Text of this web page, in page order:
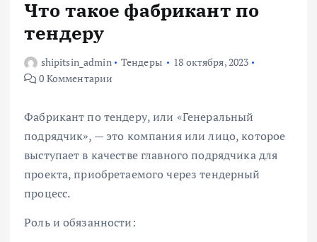
Что такое фабрикант по
тендеру
shipitsin_admin Тендеры
18 октября, 2023
0 Комментарии
Фабрикант по тендеру, или «Генеральный
подрядчик», — это компания или лицо, которое
выступает в качестве главного подрядчика для
проекта, приобретаемого через тендерный
процесс.
Роль и обязанности: